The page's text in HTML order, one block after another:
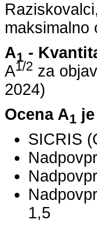
maksimalno
A1 -
A1/2 za
2024)
Ocena A1
SICRIS
1,5